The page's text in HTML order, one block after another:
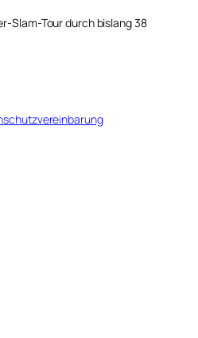
Slam-Tour durch bislang 38